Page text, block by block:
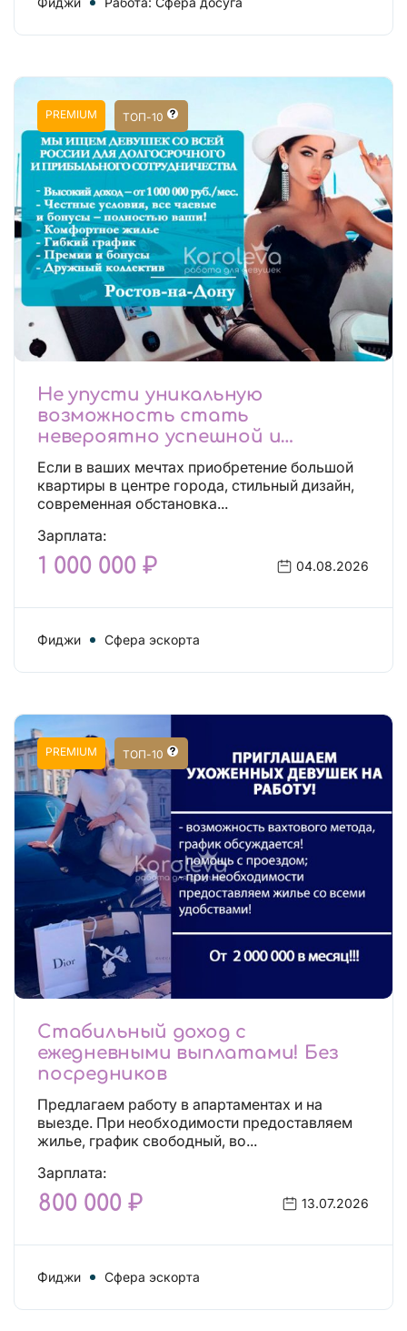
PREMIUM ТОП-10
Не упусти уникальную
возможность стать
невероятно успешной и
независимой!
Если в ваших мечтах приобретение большой
квартиры в центре города, стильный дизайн,
современная обстановка...
Зарплата:
1 000 000 ₽ 04.08.2026
Фиджи Сфера эскорта
PREMIUM ТОП-10
Стабильный доход с
ежедневными выплатами! Без
посредников
Предлагаем работу в апартаментах и на
выезде. При необходимости предоставляем
жилье, график свободный, во...
Зарплата:
800 000 ₽ 13.07.2026
Фиджи Сфера эскорта